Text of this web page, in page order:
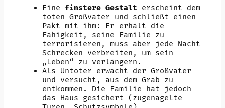
Eine finstere Gestalt erscheint dem
toten Großvater und schließt einen
Pakt mit ihm: Er erhält die
Fähigkeit, seine Familie zu
terrorisieren, muss aber jede Nacht
Schrecken verbreiten, um sein
„Leben“ zu verlängern.
Als Untoter erwacht der Großvater
und versucht, aus dem Grab zu
entkommen. Die Familie hat jedoch
das Haus gesichert (zugenagelte